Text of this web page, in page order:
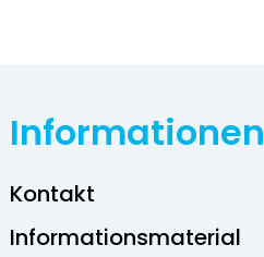
Informationen
Kontakt
Informations­material